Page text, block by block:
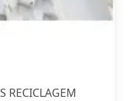
RECICLAGEM